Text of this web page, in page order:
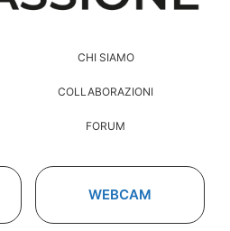
CHI SIAMO
COLLABORAZIONI
FORUM
WEBCAM